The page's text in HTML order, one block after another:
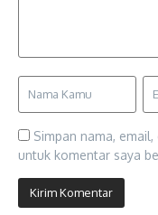
Simpan nama,
untuk komentar saya